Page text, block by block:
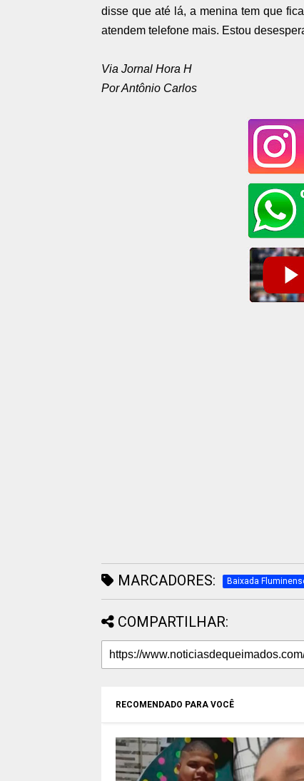
disse que até lá, a menina tem que
atendem telefone mais. Estou
Via Jornal Hora H
Por Antônio Carlos
MARCADORES: Baixada
COMPARTILHAR:
RECOMENDADO PARA VOCÊ